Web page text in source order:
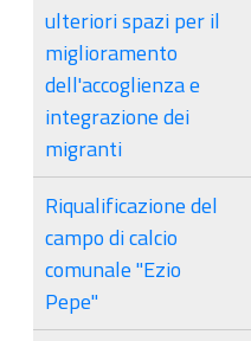
ulteriori spazi per il
miglioramento
dell'accoglienza e
integrazione dei
migranti
Riqualificazione del
campo di calcio
comunale "Ezio
Pepe"